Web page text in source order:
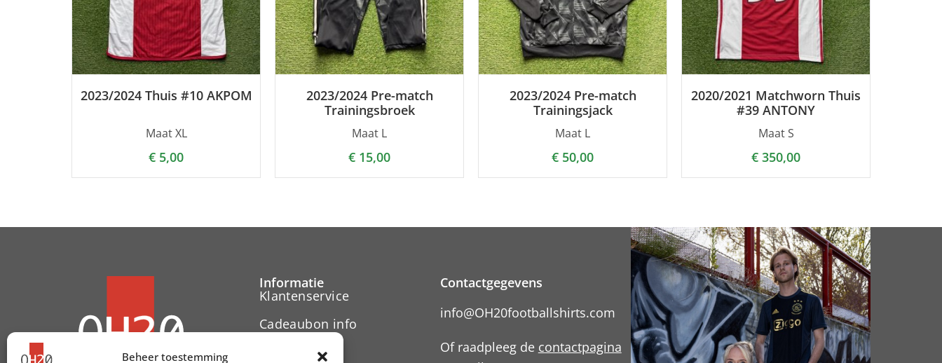
Beheer toestemming
2023/2024 Thuis #10 AKPOM
Maat XL
€ 5,00
2023/2024 Pre-match
Trainingsbroek
Maat L
€ 15,00
2023/2024 Pre-match
Trainingsjack
Maat L
€ 50,00
2020/2021 Matchworn Thuis
#39 ANTONY
Maat S
€ 350,00
Informatie
Klantenservice
Cadeaubon info
Contactgegevens
info@OH20footballshirts.com
Of raadpleeg de contactpagina